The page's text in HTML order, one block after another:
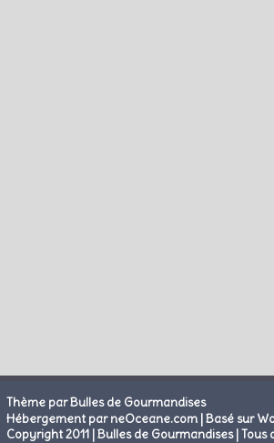
Thème par Bulles de Gourmandises
Hébergement par neOceane.com |Basé sur
Copyright 2011 | Bulles de Gourmandises | Tous